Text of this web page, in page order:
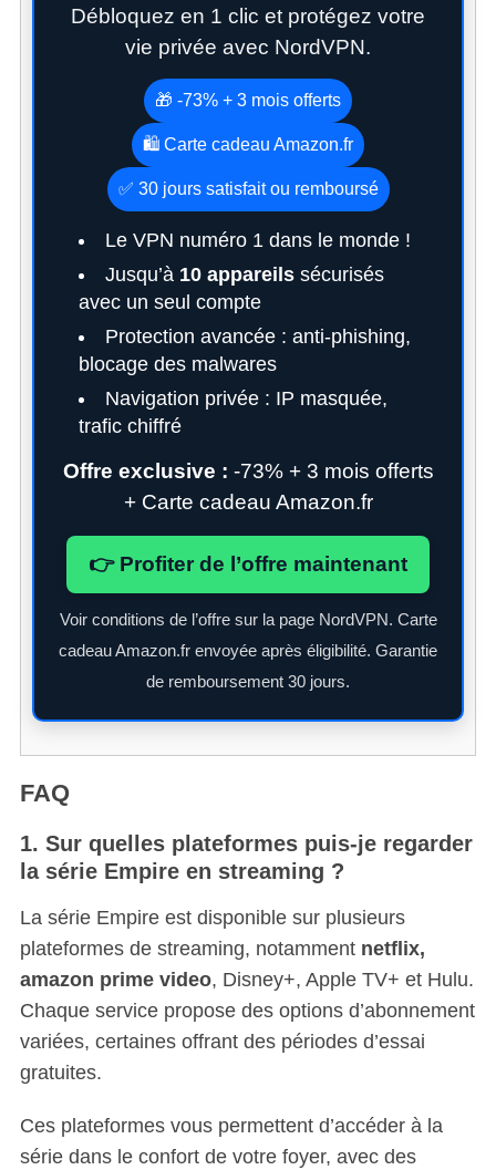
Débloquez en 1 clic et protégez votre
vie privée avec NordVPN.
🎁 -73% + 3 mois offerts
🛍️ Carte cadeau Amazon.fr
✅ 30 jours satisfait ou remboursé
Le VPN numéro 1 dans le monde !
Jusqu’à 10 appareilssécurisés
avec un seul compte
Protection avancée : anti-phishing,
blocage des malwares
Navigation privée : IP masquée,
trafic chiffré
Offre exclusive : -73% + 3 mois offerts
+ Carte cadeau Amazon.fr
👉 Profiter de l’offre maintenant
Voir conditions de l’offre sur la page NordVPN. Carte
cadeau Amazon.fr envoyée après éligibilité. Garantie
de remboursement 30 jours.
FAQ
1. Sur quelles plateformes puis-je regarder
la série Empire en streaming ?
La série Empire est disponible sur plusieurs
plateformes de streaming, notamment netflix,
amazon prime video, Disney+, Apple TV+ et Hulu.
Chaque service propose des options d’abonnement
variées, certaines offrant des périodes d’essai
gratuites.
Ces plateformes vous permettent d’accéder à la
série dans le confort de votre foyer, avec des
a
h
o
r